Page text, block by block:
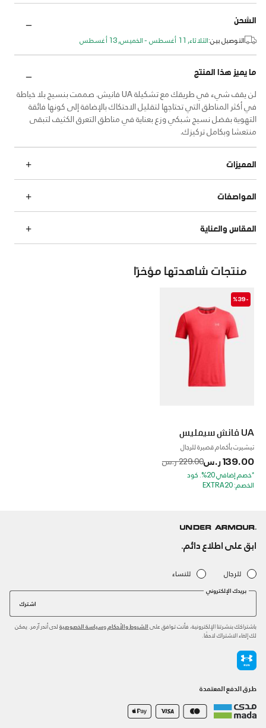
الشحن
التوصيل بين:الثلاثاء, 11 أغسطس - الخميس, 13 أغسطس
ما يميز هذا المنتج
لن يقف شيء في طريقك مع تشكيلة UA فانيش. صممت بنسيج بلا خياطة
في أكثر المناطق التي تحتاجها لتقليل الاحتكاك بالإضافة إلى كونها فائقة
التهوية بفضل نسيج شبكي وزع بعناية في مناطق التعرق الكثيف لتبقى
منتعشا وبكامل تركيزك.
المميزات
المواصفات
المقاس والعناية
منتجات شاهدتها مؤخرًا
-%39
UA فانش سيمليس
تيشيرت بأكمام قصيرة للرجال
139.00 ر.س Price reduced from
229.00 ر.س to
*خصم إضافي 20%. كود
الخصم: EXTRA20
ابق على اطلاع دائم.
للرجال للنساء
بريدك الإلكتروني
اشترك
باشتراكك بنشرتنا الإلكترونية، فأنت توافق على الشروط والأحكام وسياسة الخصوصية لدى أندر آرمر. يمكن
لك إلغاء الاشتراك لاحقًا.
طرق الدفع المعتمدة